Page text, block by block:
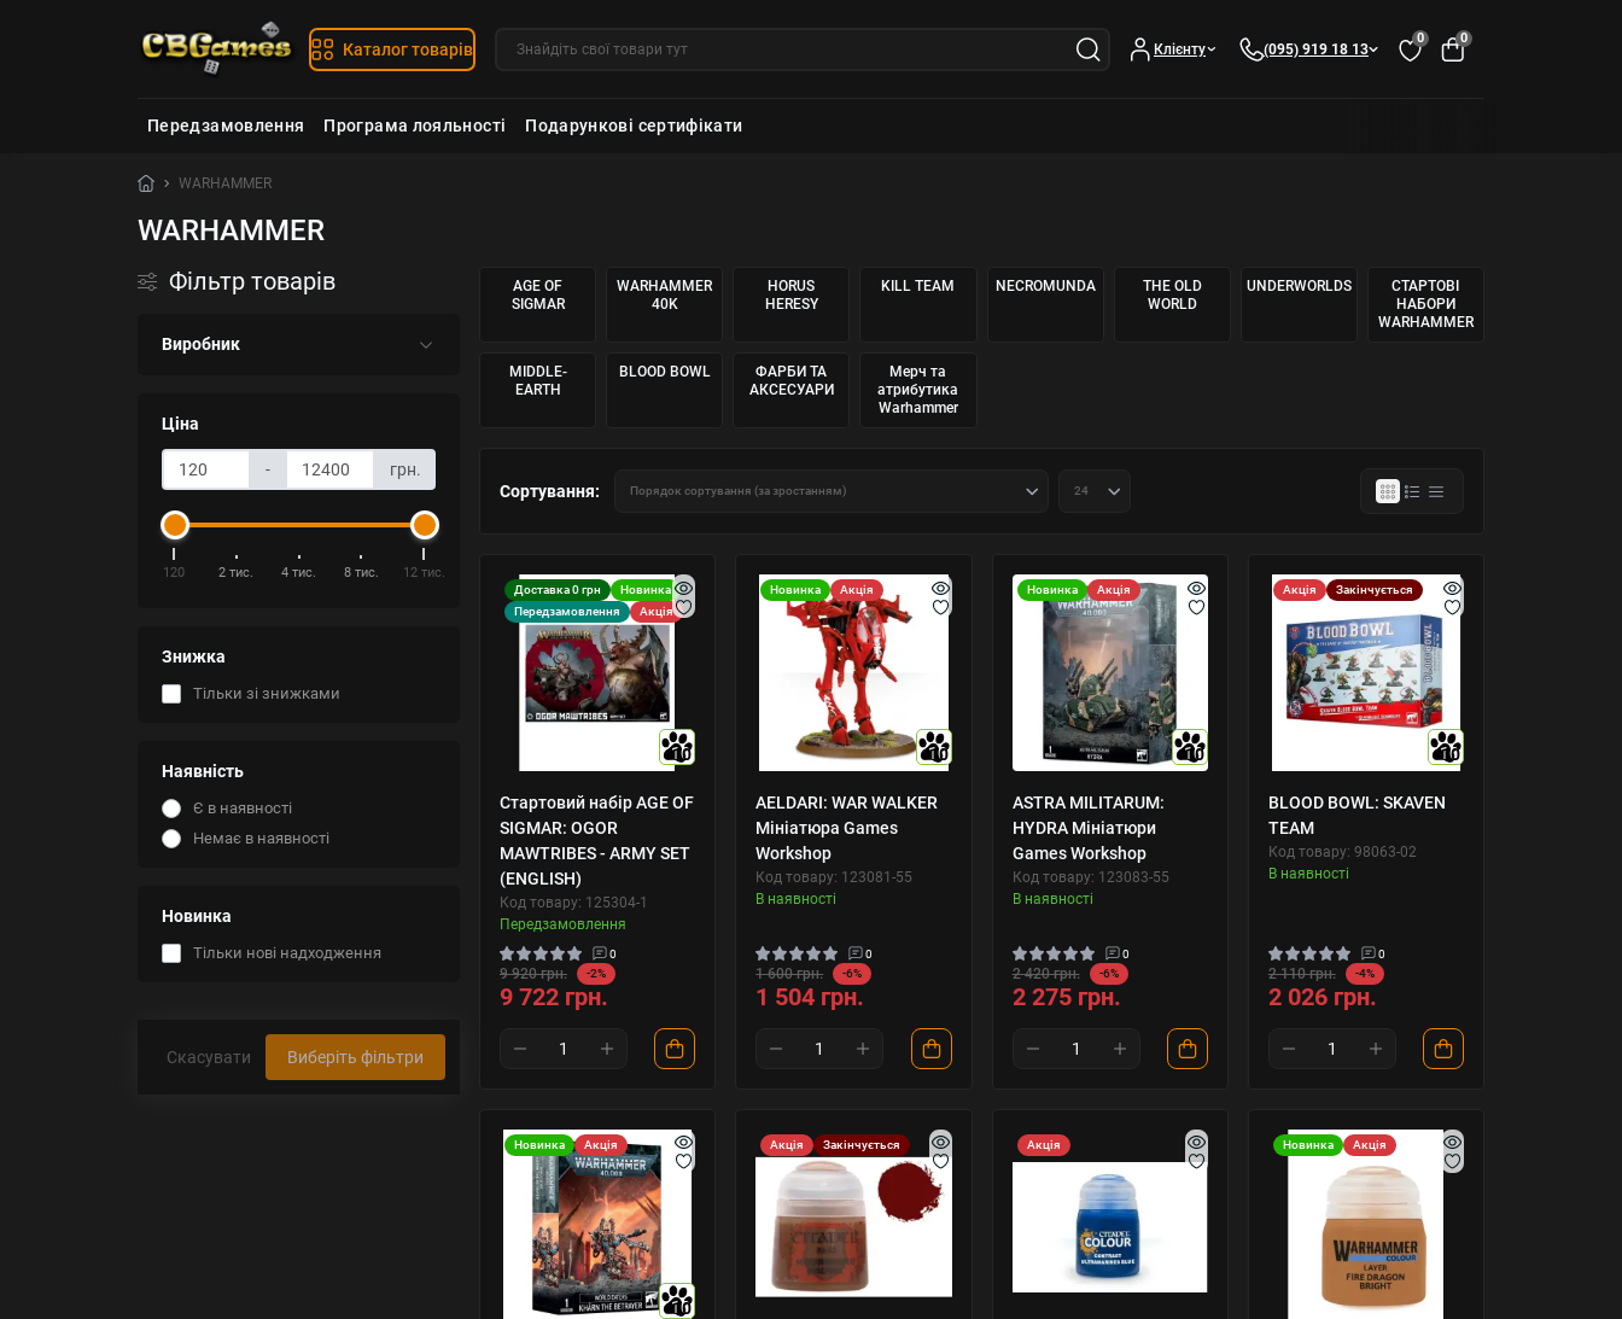
Каталог товарів Клієнту (095) 919 18 13
0 0
Передзамовлення Програма лояльності Подарункові сертифікати
WARHAMMER
WARHAMMER
Фільтр товарів
Виробник
Ціна
- грн.
120 2 тис. 4 тис. 8 тис. 12 тис.
Знижка
Тільки зі знижками
Наявність
Є в наявності
Немає в наявності
Новинка
Тільки нові надходження
Скасувати Виберіть фільтри
AGE OF
SIGMAR
WARHAMMER
40K
HORUS
HERESY
KILL TEAM NECROMUNDA
THE OLD
WORLD
UNDERWORLDS
СТАРТОВІ
НАБОРИ
WARHAMMER
MIDDLE-
EARTH
BLOOD BOWL
ФАРБИ ТА
АКСЕСУАРИ
Мерч та
атрибутика
Warhammer
Сортування:
Доставка 0 грн
Новинка
Передзамовлення
Акція
10
Стартовий набір AGE OF
SIGMAR: OGOR
MAWTRIBES - ARMY SET
(ENGLISH)
Код товару: 125304-1
Передзамовлення
0
9 920 грн. -2%
9 722 грн.
Новинка Акція
10
AELDARI: WAR WALKER
Мініатюра Games
Workshop
Код товару: 123081-55
В наявності
0
1 600 грн. -6%
1 504 грн.
Новинка Акція
10
ASTRA MILITARUM:
HYDRA Мініатюри
Games Workshop
Код товару: 123083-55
В наявності
0
2 420 грн. -6%
2 275 грн.
Акція Закінчується
10
BLOOD BOWL: SKAVEN
TEAM
Код товару: 98063-02
В наявності
0
2 110 грн. -4%
2 026 грн.
Новинка Акція
10
Акція Закінчується Акція Новинка Акція